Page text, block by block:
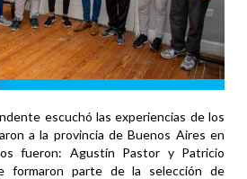
escuchó las experiencias de los
a la provincia de Buenos Aires en
fueron: Agustín Pastor y Patricio
formaron parte de la selección de